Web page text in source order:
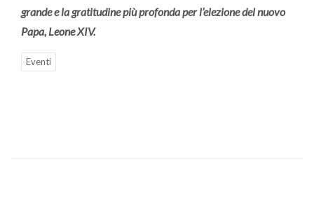
grande e la gratitudine più profonda per l’elezione del nuovo
Papa, Leone XIV.
Eventi